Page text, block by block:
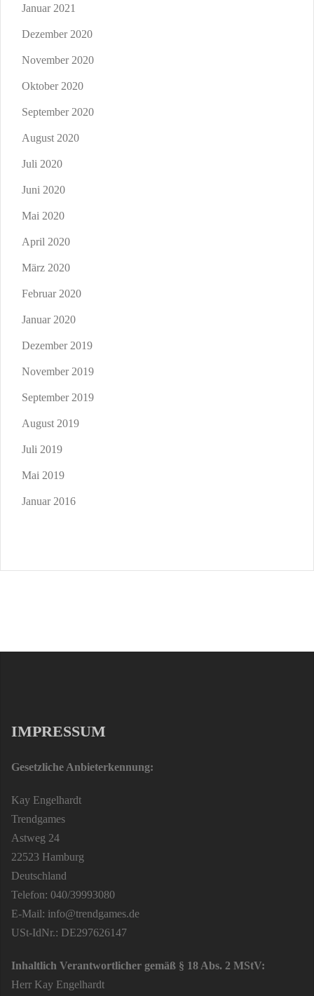
Januar 2021
Dezember 2020
November 2020
Oktober 2020
September 2020
August 2020
Juli 2020
Juni 2020
Mai 2020
April 2020
März 2020
Februar 2020
Januar 2020
Dezember 2019
November 2019
September 2019
August 2019
Juli 2019
Mai 2019
Januar 2016
IMPRESSUM
Gesetzliche Anbieterkennung:
Kay Engelhardt
Trendgames
Astweg 24
22523 Hamburg
Deutschland
Telefon: 040/39993080
E-Mail: info@trendgames.de
USt-IdNr.: DE297626147
Inhaltlich Verantwortlicher gemäß § 18 Abs. 2 MStV:
Herr Kay Engelhardt